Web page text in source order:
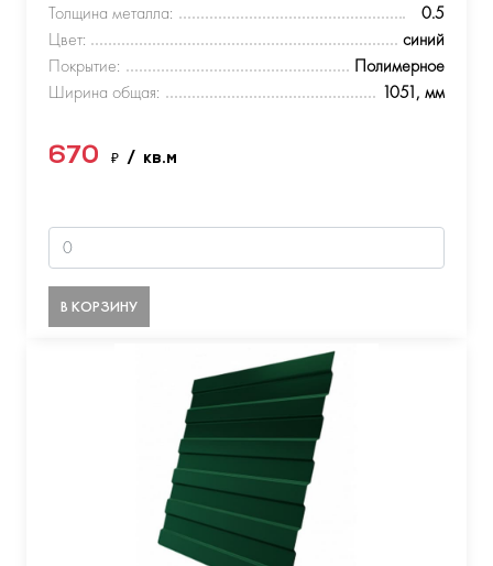
Толщина металла:
0.5
Цвет:
синий
Покрытие:
Полимерное
Ширина общая:
1051, мм
670 ₽ / кв.м
В КОРЗИНУ